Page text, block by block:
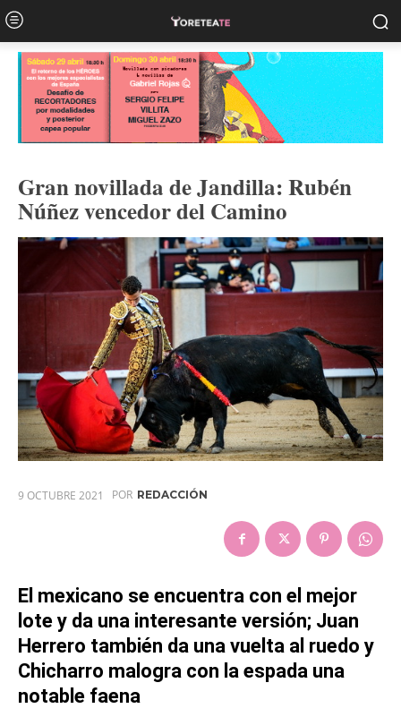
Gran novillada de Jandilla: Rubén
Núñez vencedor del Camino
9 OCTUBRE 2021 POR REDACCIÓN
El mexicano se encuentra con el mejor
lote y da una interesante versión; Juan
Herrero también da una vuelta al ruedo y
Chicharro malogra con la espada una
notable faena